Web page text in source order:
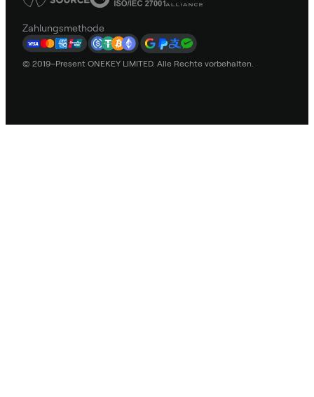
Zahlungsmethode
© 2019–Present ONEKEY LIMITED. Alle Rechte vorbehalten.